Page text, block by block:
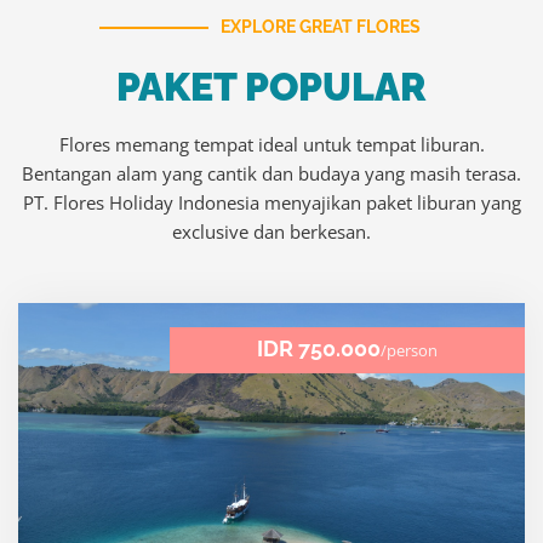
f
5
EXPLORE GREAT FLORES
PAKET POPULAR
Flores memang tempat ideal untuk tempat liburan.
Bentangan alam yang cantik dan budaya yang masih terasa.
PT. Flores Holiday Indonesia menyajikan paket liburan yang
exclusive dan berkesan.
IDR 750.000/person